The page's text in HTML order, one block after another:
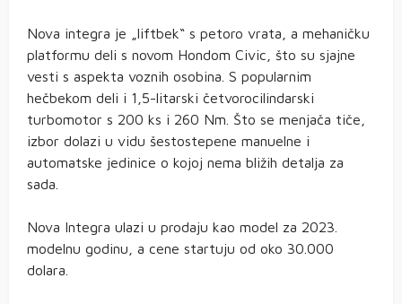
Nova integra je „liftbek“ s petoro vrata, a mehaničku
platformu deli s novom Hondom Civic, što su sjajne
vesti s aspekta voznih osobina. S popularnim
hečbekom deli i 1,5-litarski četvorocilindarski
turbomotor s 200 ks i 260 Nm. Što se menjača tiče,
izbor dolazi u vidu šestostepene manuelne i
automatske jedinice o kojoj nema bližih detalja za
sada.
Nova Integra ulazi u prodaju kao model za 2023.
modelnu godinu, a cene startuju od oko 30.000
dolara.